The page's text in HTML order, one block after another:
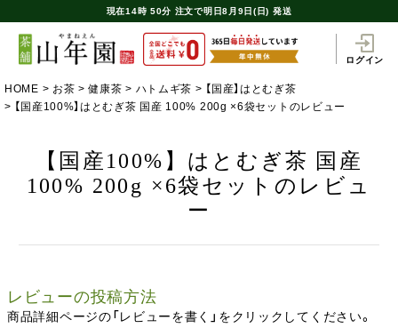
現在14時 50分 注文で明日8月9日(日) 発送
ログイン
HOME お茶 健康茶 ハトムギ茶
【国産】はとむぎ茶
【国産100%】はとむぎ茶 国産 100% 200g ×6袋セットのレビュー
【国産100%】はとむぎ茶 国産
100% 200g ×6袋セットのレビュ
ー
レビューの投稿方法
商品詳細ページの「レビューを書く」をクリックしてください。